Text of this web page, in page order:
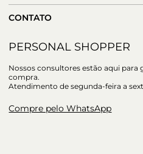
CONTATO
PERSONAL SHOPPER
Nossos consultores estão aqui para
compra.
Atendimento de segunda-feira a
Compre pelo WhatsApp